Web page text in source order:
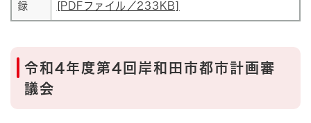
録
[PDFファイル／233KB]
令和4年度第4回岸和田市都市計画審
議会